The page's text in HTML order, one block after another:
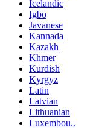
Icelandic
Igbo
Javanese
Kannada
Kazakh
Khmer
Kurdish
Kyrgyz
Latin
Latvian
Lithuanian
Luxembou..